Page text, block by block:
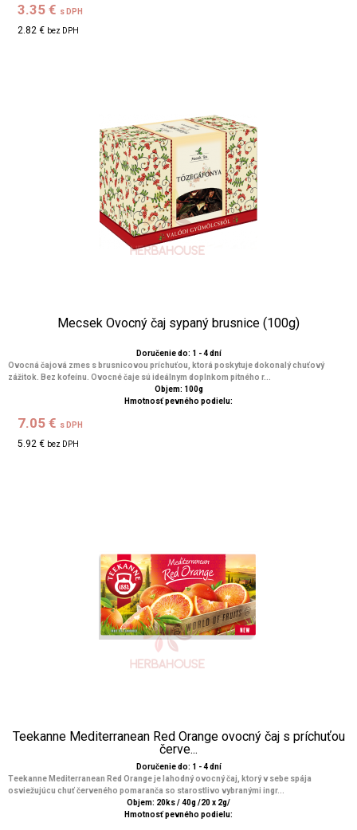
3.35 € s DPH
2.82 € bez DPH
Mecsek Ovocný čaj sypaný brusnice (100g)
Doručenie do: 1 - 4 dní
Ovocná čajová zmes s brusnicovou príchuťou, ktorá poskytuje dokonalý chuťový
zážitok. Bez kofeínu. Ovocné čaje sú ideálnym doplnkom pitného r...
Objem: 100g
Hmotnosť pevného podielu:
7.05 € s DPH
5.92 € bez DPH
Teekanne Mediterranean Red Orange ovocný čaj s príchuťou
červe...
Doručenie do: 1 - 4 dní
Teekanne Mediterranean Red Orange je lahodný ovocný čaj, ktorý v sebe spája
osviežujúcu chuť červeného pomaranča so starostlivo vybranými ingr...
Objem: 20ks / 40g /20 x 2g/
Hmotnosť pevného podielu: